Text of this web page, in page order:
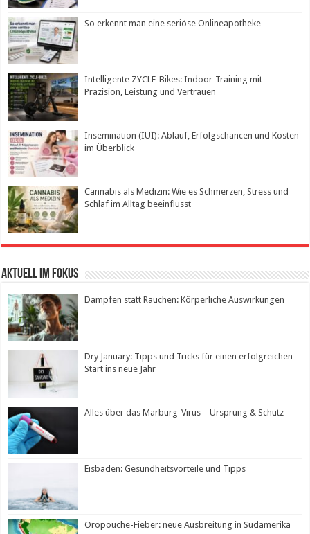
So erkennt man eine seriöse Onlineapotheke
Intelligente ZYCLE-Bikes: Indoor-Training mit
Präzision, Leistung und Vertrauen
Insemination (IUI): Ablauf, Erfolgschancen und Kosten
im Überblick
Cannabis als Medizin: Wie es Schmerzen, Stress und
Schlaf im Alltag beeinflusst
Aktuell im Fokus
Dampfen statt Rauchen: Körperliche Auswirkungen
Dry January: Tipps und Tricks für einen erfolgreichen
Start ins neue Jahr
Alles über das Marburg-Virus – Ursprung & Schutz
Eisbaden: Gesundheitsvorteile und Tipps
Oropouche-Fieber: neue Ausbreitung in Südamerika